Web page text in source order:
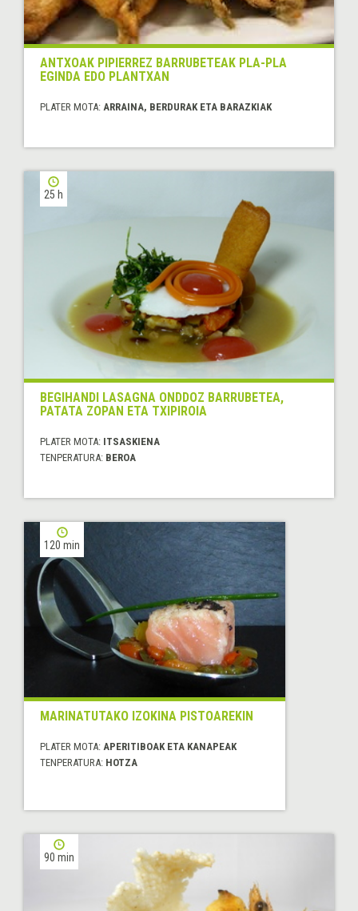
ANTXOAK PIPIERREZ BARRUBETEAK PLA-PLA
EGINDA EDO PLANTXAN
PLATER MOTA: ARRAINA, BERDURAK ETA BARAZKIAK
25 h
BEGIHANDI LASAGNA ONDDOZ BARRUBETEA,
PATATA ZOPAN ETA TXIPIROIA
PLATER MOTA: ITSASKIENA
TENPERATURA: BEROA
120 min
MARINATUTAKO IZOKINA PISTOAREKIN
PLATER MOTA: APERITIBOAK ETA KANAPEAK
TENPERATURA: HOTZA
90 min